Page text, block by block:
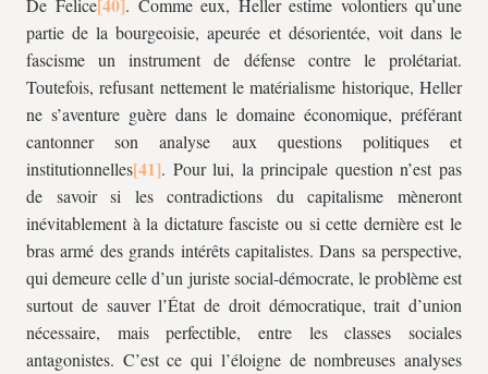
De Felice
. Comme eux, Heller estime volontiers qu’une
partie de la bourgeoisie, apeurée et désorientée, voit dans le
fascisme un instrument de défense contre le prolétariat.
Toutefois, refusant nettement le matérialisme historique, Heller
ne s’aventure guère dans le domaine économique, préférant
cantonner son analyse aux questions politiques et
institutionnelles
. Pour lui, la principale question n’est pas
de savoir si les contradictions du capitalisme mèneront
inévitablement à la dictature fasciste ou si cette dernière est le
bras armé des grands intérêts capitalistes. Dans sa perspective,
qui demeure celle d’un juriste social-démocrate, le problème est
surtout de sauver l’État de droit démocratique, trait d’union
nécessaire, mais perfectible, entre les classes sociales
antagonistes. C’est ce qui l’éloigne de nombreuses analyses